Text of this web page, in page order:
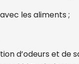
les aliments ;
d’odeurs et de